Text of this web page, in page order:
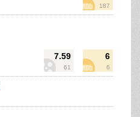
187
7.59
61
6
6